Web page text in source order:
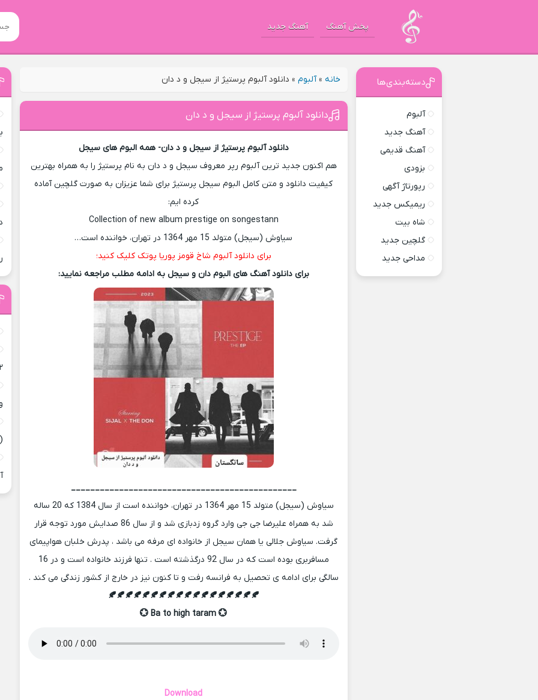
پخش آهنگ آهنگ جدید
خانه »آلبوم » دانلود آلبوم پرستیژ از سیجل و د دان
دانلود آلبوم پرستیژ از سیجل و د دان
دانلود آلبوم پرستیژ از سیجل و د دان- همه البوم های سیجل
هم اکنون جدید ترین آلبوم رپر معروف سیجل و د دان به نام پرستیژ را به همراه بهترین
کیفیت دانلود و متن کامل البوم سیجل پرستیژ برای شما عزیزان به صورت گلچین آماده
کرده ایم:
Collection of new album prestige on songestann
سیاوش (سیجل) متولد 15 مهر 1364 در تهران، خواننده است…
برای دانلود آلبوم شاخ قومز پوریا پوتک کلیک کنید؛
برای دانلود آهنگ های البوم دان و سیجل به ادامه مطلب مراجعه نمایید:
_______________________________________________
سیاوش (سیجل) متولد 15 مهر 1364 در تهران، خواننده است از سال 1384 که 20 ساله
شد به همراه علیرضا جی جی وارد گروه زدبازی شد و از سال 86 صدایش مورد توجه قرار
گرفت. سیاوش جلالی یا همان سیجل از خانواده ای مرفه می باشد ، پدرش خلبان هواپیمای
مسافربری بوده است که در سال 92 درگذشته است . تنها فرزند خانواده است و در 16
سالگی برای ادامه ی تحصیل به فرانسه رفت و تا کنون نیز در خارج از کشور زندگی می کند .
🍂🍂🍂🍂🍂🍂🍂🍂🍂🍂🍂🍂🍂🍂🍂🍂🍂🍂
💮 Ba to high taram 💮
Download
دسته‌بندی‌ها
آلبوم
آهنگ جدید
آهنگ قدیمی
بزودی
رپورتاژ آگهی
ریمیکس جدید
شاه بیت
گلچین جدید
مداحی جدید
۲